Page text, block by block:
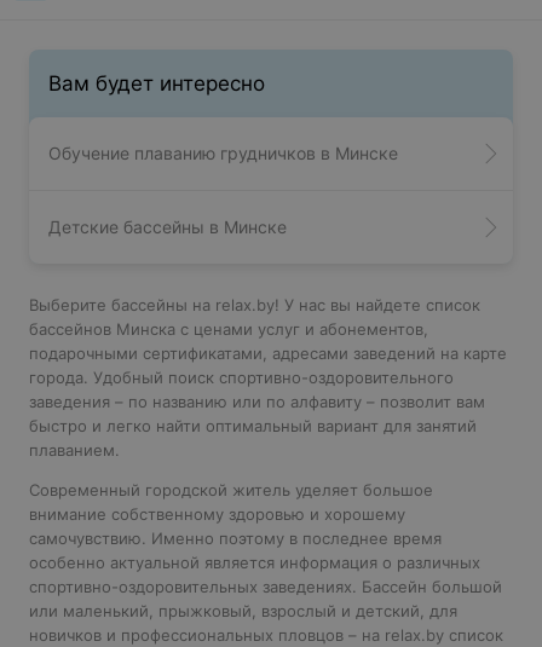
Вам будет интересно
Обучение плаванию грудничков в Минске
Детские бассейны в Минске
Выберите бассейны на relax.by! У нас вы найдете список
бассейнов Минска с ценами услуг и абонементов,
подарочными сертификатами, адресами заведений на карте
города. Удобный поиск спортивно-оздоровительного
заведения – по названию или по алфавиту – позволит вам
быстро и легко найти оптимальный вариант для занятий
плаванием.
Современный городской житель уделяет большое
внимание собственному здоровью и хорошему
самочувствию. Именно поэтому в последнее время
особенно актуальной является информация о различных
спортивно-оздоровительных заведениях. Бассейн большой
или маленький, прыжковый, взрослый и детский, для
новичков и профессиональных пловцов – на relax.by список